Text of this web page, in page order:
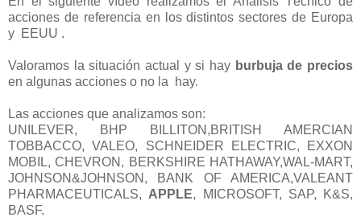
acciones de referencia en los distintos sectores de Europa
y EEUU .
Valoramos la situación actual y si hay burbuja de precios
en algunas acciones o no la hay.
Las acciones que analizamos son:
UNILEVER, BHP BILLITON,BRITISH AMERCIAN
TOBBACCO, VALEO, SCHNEIDER ELECTRIC, EXXON
MOBIL, CHEVRON, BERKSHIRE HATHAWAY,WAL-MART,
JOHNSON&JOHNSON, BANK OF AMERICA,VALEANT
PHARMACEUTICALS, APPLE, MICROSOFT, SAP, K&S,
BASF.